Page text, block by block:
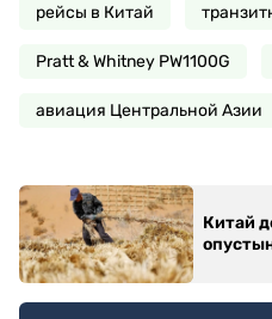
рейсы в Китай
Pratt & Whitney PW1100G
авиация Центральной Азии
Китай